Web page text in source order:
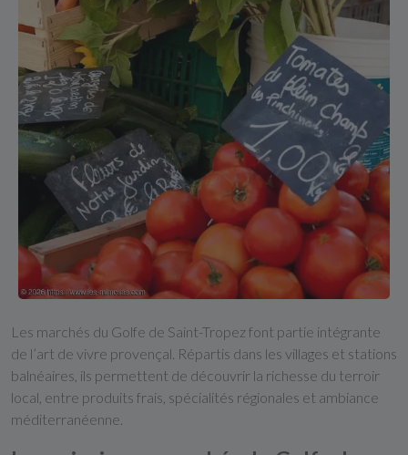
Les marchés du Golfe de Saint-Tropezfont partie intégrante
de l’art de vivre provençal. Répartis dans les villages et stations
balnéaires, ils permettent de découvrir la richesse du terroir
local, entre produits frais, spécialités régionales et ambiance
méditerranéenne.